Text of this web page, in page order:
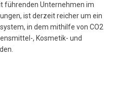
führenden Unternehmen im
ist derzeit reicher um ein
in dem mithilfe von CO2
, Kosmetik- und